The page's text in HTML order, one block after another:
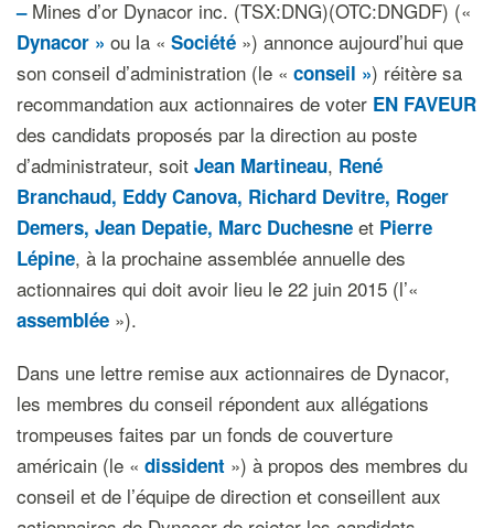
–Mines d’or Dynacor inc. (TSX:DNG)(OTC:DNGDF) («
Dynacor » ou la « Société ») annonce aujourd’hui que
son conseil d’administration (le « conseil ») réitère sa
recommandation aux actionnaires de voter EN FAVEUR
des candidats proposés par la direction au poste
d’administrateur, soit Jean Martineau, René
Branchaud, Eddy Canova, Richard Devitre, Roger
Demers, Jean Depatie, Marc Duchesne et Pierre
Lépine, à la prochaine assemblée annuelle des
actionnaires qui doit avoir lieu le 22 juin 2015 (l’«
assemblée »).
Dans une lettre remise aux actionnaires de Dynacor,
les membres du conseil répondent aux allégations
trompeuses faites par un fonds de couverture
américain (le « dissident ») à propos des membres du
conseil et de l’équipe de direction et conseillent aux